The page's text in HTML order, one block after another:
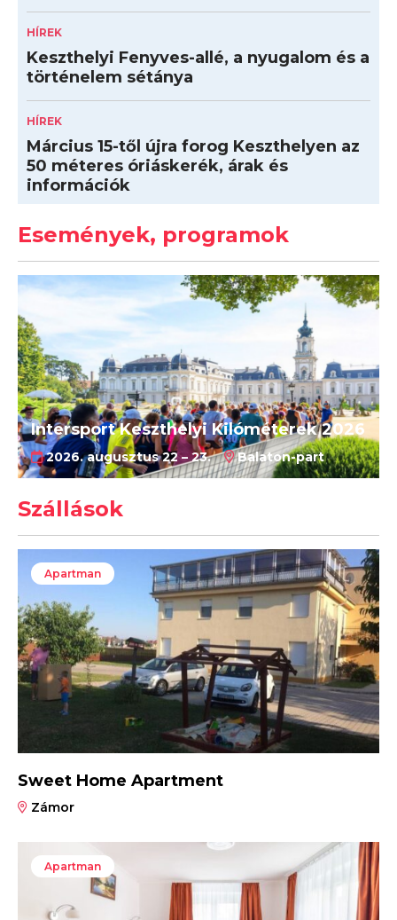
HÍREK
Keszthelyi Fenyves-allé, a nyugalom és a
történelem sétánya
HÍREK
Március 15-től újra forog Keszthelyen az
50 méteres óriáskerék, árak és
információk
Események, programok
Intersport Keszthelyi Kilóméterek 2026
2026. augusztus 22 – 23. Balaton-part
Szállások
Apartman
Sweet Home Apartment
Zámor
Apartman